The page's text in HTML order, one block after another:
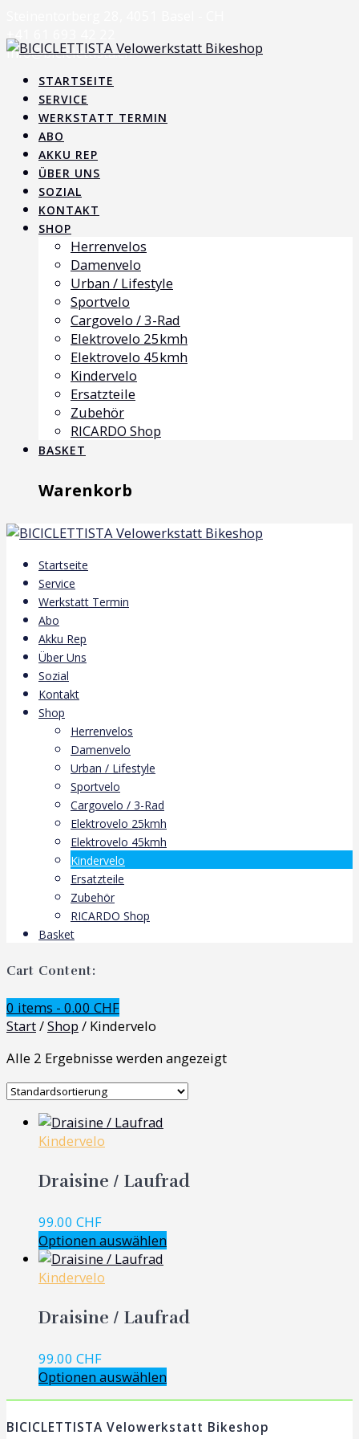
content
+41 61 693 42 22
info@biciclettista.ch
STARTSEITE
SERVICE
WERKSTATT TERMIN
ABO
AKKU REP
ÜBER UNS
SOZIAL
KONTAKT
SHOP
Herrenvelos
Damenvelo
Urban / Lifestyle
Sportvelo
Cargovelo / 3-Rad
Elektrovelo 25kmh
Elektrovelo 45kmh
Kindervelo
Ersatzteile
Zubehör
RICARDO Shop
BASKET
Warenkorb
Startseite
Service
Werkstatt Termin
Abo
Akku Rep
Über Uns
Sozial
Kontakt
Shop
Herrenvelos
Damenvelo
Urban / Lifestyle
Sportvelo
Cargovelo / 3-Rad
Elektrovelo 25kmh
Elektrovelo 45kmh
Kindervelo
Ersatzteile
Zubehör
RICARDO Shop
Basket
Cart Content:
0 items - 0.00 CHF
Start/Shop / Kindervelo
Alle 2 Ergebnisse werden angezeigt
Kindervelo
Draisine / Laufrad
99.00 CHF
Optionen auswählen
Kindervelo
Draisine / Laufrad
99.00 CHF
Optionen auswählen
BICICLETTISTA Velowerkstatt Bikeshop